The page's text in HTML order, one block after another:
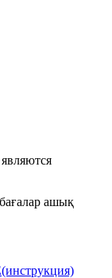
ашық